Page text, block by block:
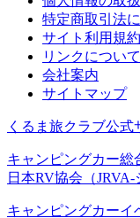
特定商取引法
サイト利用規
リンクについて
会社案内
サイトマップ
くるま旅クラブ公式
キャンピングカー総
日本RV協会（JRVA-
キャンピングカーイ